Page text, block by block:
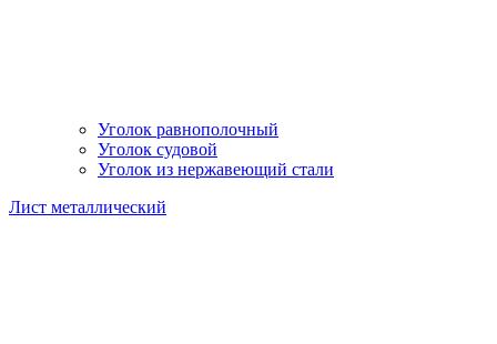
Уголок равнополочный
Уголок судовой
Уголок из нержавеющий стали
Лист металлический